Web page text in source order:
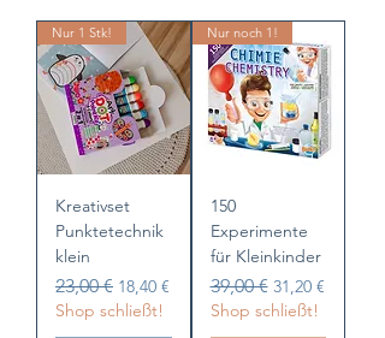
Nur 1 Stk!
Kreativset
Punktetechnik
klein
Standardpreis
23,00 € Sale-Preis
18,40 €
Shop schließt!
Nur noch 1!
150
Experimente
für Kleinkinder
Standardpreis
39,00 € Sale-Preis
31,20 €
Shop schließt!